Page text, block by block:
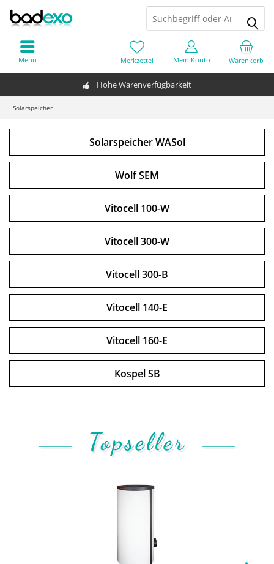
Hohe Warenverfügbarkeit
Warenkorb
Merkzettel Mein Konto
Menü
Solarspeicher
Solarspeicher WASol
Wolf SEM
Vitocell 100-W
Vitocell 300-W
Vitocell 300-B
Vitocell 140-E
Vitocell 160-E
Kospel SB
Topseller